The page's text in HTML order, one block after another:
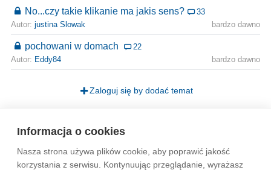
Informacja o cookies
Nasza strona używa plików cookie, aby poprawić jakość
korzystania z serwisu. Kontynuując przeglądanie, wyrażasz
No...czy takie klikanie ma jakis sens?
33
Autor: justina Slowak bardzo dawno
pochowani w domach
22
Autor: Eddy84 bardzo dawno
Zaloguj się by dodać temat
Wytyczne dla społeczności Regulamin Prywatność